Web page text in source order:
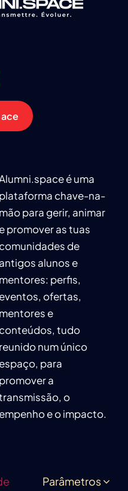
é uma
plataforma chave-na-
mão para gerir, animar
e promover as tuas
comunidades de
antigos alunos e
mentores: perfis,
eventos, ofertas,
mentores e
conteúdos, tudo
reunido num único
espaço, para
promover a
o
empenho e o impacto.
Parâmetros